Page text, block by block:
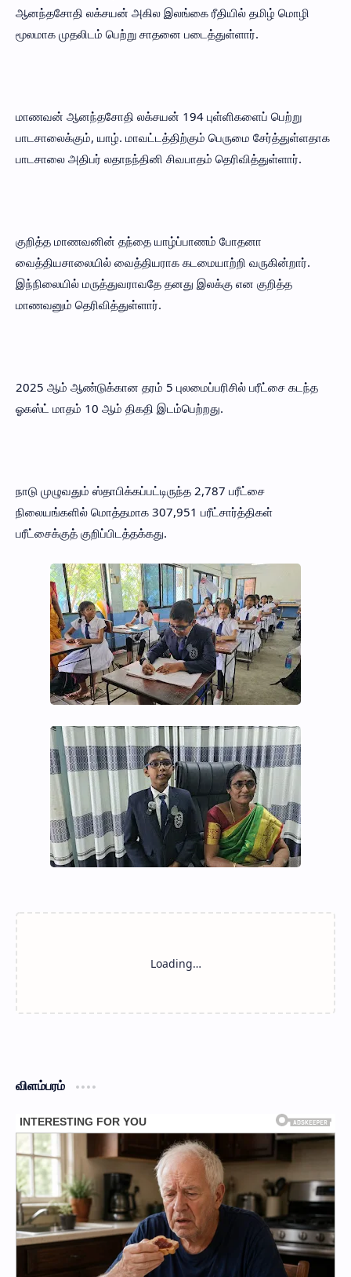
ஆனந்தசோதி லக்சயன் அகில இலங்கை ரீதியில் தமிழ் மொழி
மூலமாக முதலிடம் பெற்று சாதனை படைத்துள்ளார்.
மாணவன் ஆனந்தசோதி லக்சயன் 194 புள்ளிகளைப் பெற்று
பாடசாலைக்கும், யாழ். மாவட்டத்திற்கும் பெருமை சேர்த்துள்ளதாக
பாடசாலை அதிபர் லதாநந்தினி சிவபாதம் தெரிவித்துள்ளார்.
குறித்த மாணவனின் தந்தை யாழ்ப்பாணம் போதனா
வைத்தியசாலையில் வைத்தியராக கடமையாற்றி வருகின்றார்.
இந்நிலையில் மருத்துவராவதே தனது இலக்கு என குறித்த
மாணவனும் தெரிவித்துள்ளார்.
2025 ஆம் ஆண்டுக்கான தரம் 5 புலமைப்பரிசில் பரீட்சை கடந்த
ஓகஸ்ட் மாதம் 10 ஆம் திகதி இடம்பெற்றது.
நாடு முழுவதும் ஸ்தாபிக்கப்பட்டிருந்த 2,787 பரீட்சை
நிலையங்களில் மொத்தமாக 307,951 பரீட்சார்த்திகள்
பரீட்சைக்குத் குறிப்பிடத்தக்கது.
விளம்பரம்